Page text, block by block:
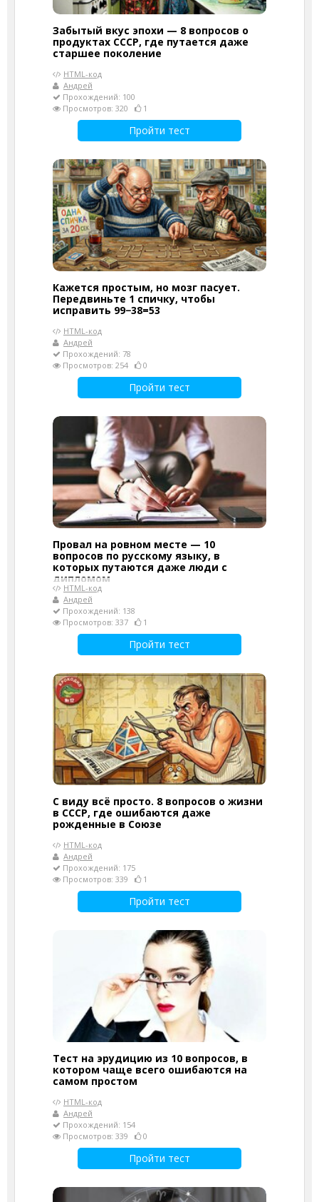
Забытый вкус эпохи — 8 вопросов о
продуктах СССР, где путается даже
старшее поколение
HTML-код
Андрей
Прохождений: 100
Просмотров: 320
1
Пройти тест
Кажется простым, но мозг пасует.
Передвиньте 1 спичку, чтобы
исправить 99−38=53
HTML-код
Андрей
Прохождений: 78
Просмотров: 254
0
Пройти тест
Провал на ровном месте — 10
вопросов по русскому языку, в
которых путаются даже люди с
дипломом
HTML-код
Андрей
Прохождений: 138
Просмотров: 337
1
Пройти тест
С виду всё просто. 8 вопросов о жизни
в СССР, где ошибаются даже
рожденные в Союзе
HTML-код
Андрей
Прохождений: 175
Просмотров: 339
1
Пройти тест
Тест на эрудицию из 10 вопросов, в
котором чаще всего ошибаются на
самом простом
HTML-код
Андрей
Прохождений: 154
Просмотров: 339
0
Пройти тест